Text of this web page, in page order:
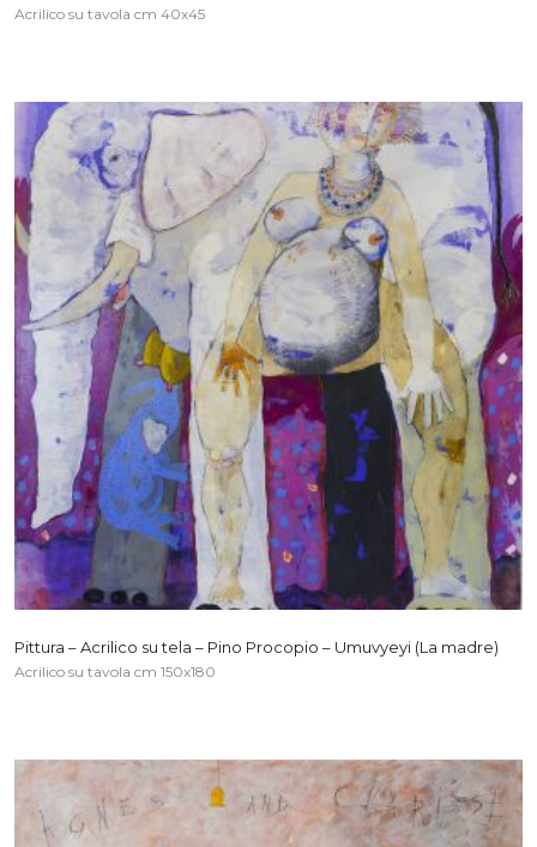
Acrilico su tavola cm 40x45
Pittura – Acrilico su tela – Pino Procopio – Umuvyeyi (La madre)
Acrilico su tavola cm 150x180